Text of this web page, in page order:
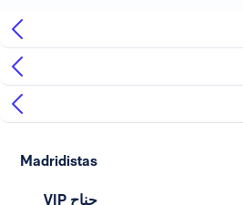
Madridistas
جناح VIP